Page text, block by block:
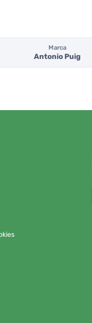
Marca
Antonio Puig